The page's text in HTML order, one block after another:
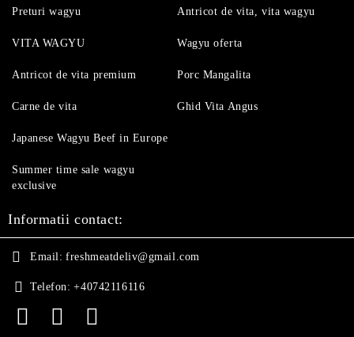
Preturi wagyu
VITA WAGYU
Antricot de vita premium
Carne de vita
Antricot de vita, vita wagyu
Wagyu oferta
Porc Mangalita
Ghid Vita Angus
Japanese Wagyu Beef in Europe
Summer time sale wagyu
exclusive
Informatii contact:
Email: freshmeatdeliv@gmail.com
Telefon: +40742116116